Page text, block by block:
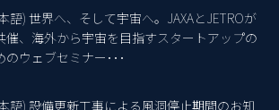
語) 世界へ、そして宇宙へ。JAXAとJETROが
催、海外から宇宙を目指すスタートアップの
のウェブセミナー･･･
語) 設備更新工事による風洞停止期間のお知